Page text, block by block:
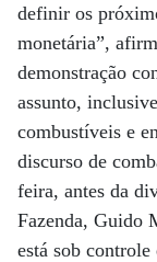
definir os
monetária”,
demonstração
assunto,
combustíveis e
discurso de
feira, antes da
Fazenda, Guido
está sob